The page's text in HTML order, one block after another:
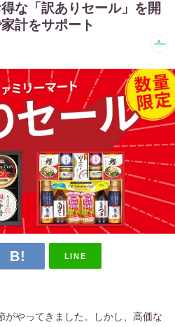
な「訳ありセール」を開
計をサポート
LINE
がやってきました。しかし、高価な